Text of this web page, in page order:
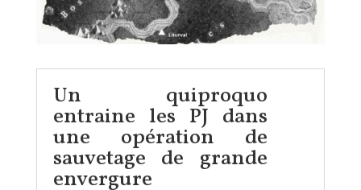
Un quiproquo
entraine les PJ dans
une opération de
sauvetage de grande
envergure